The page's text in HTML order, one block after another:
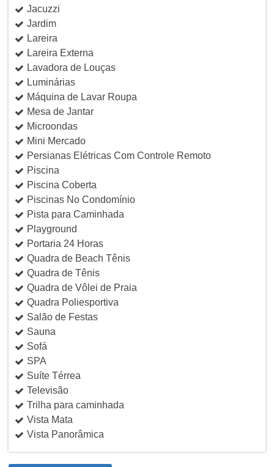
Jacuzzi
Jardim
Lareira
Lareira Externa
Lavadora de Louças
Luminárias
Máquina de Lavar Roupa
Mesa de Jantar
Microondas
Mini Mercado
Persianas Elétricas Com Controle Remoto
Piscina
Piscina Coberta
Piscinas No Condomínio
Pista para Caminhada
Playground
Portaria 24 Horas
Quadra de Beach Tênis
Quadra de Tênis
Quadra de Vôlei de Praia
Quadra Poliesportiva
Salão de Festas
Sauna
Sofá
SPA
Suíte Térrea
Televisão
Trilha para caminhada
Vista Mata
Vista Panorâmica